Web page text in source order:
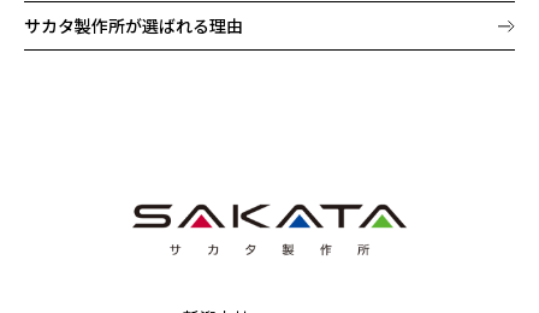
サカタ製作所が選ばれる理由